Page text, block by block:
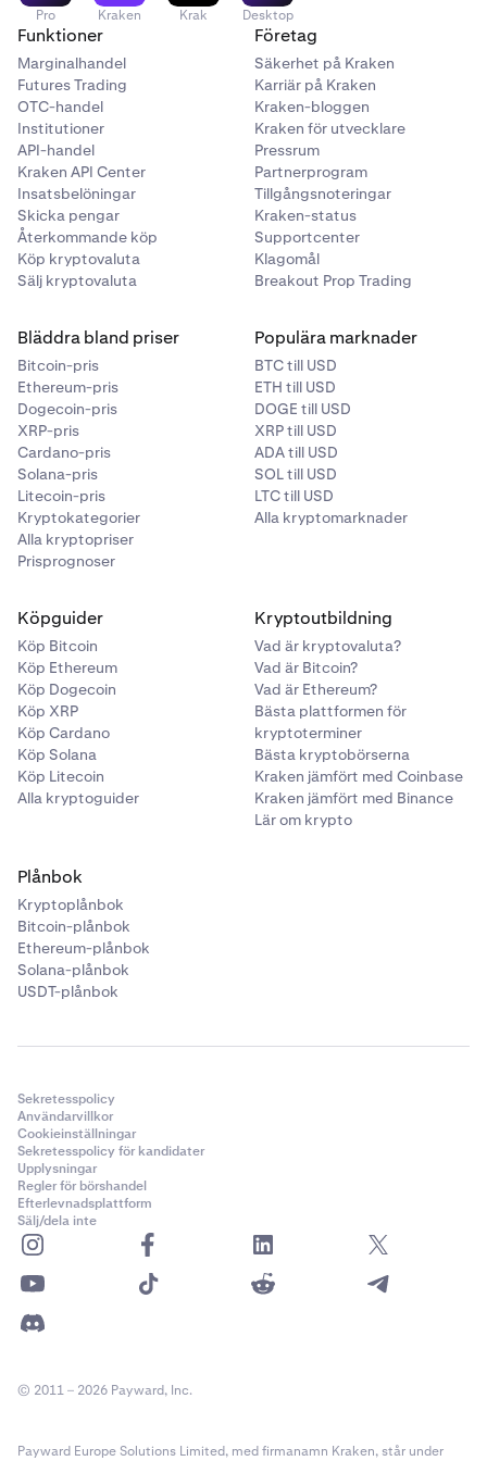
Pro Kraken Krak Desktop
Funktioner
Marginalhandel
Futures Trading
OTC-handel
Institutioner
API-handel
Kraken API Center
Insatsbelöningar
Skicka pengar
Återkommande köp
Köp kryptovaluta
Sälj kryptovaluta
Företag
Säkerhet på Kraken
Karriär på Kraken
Kraken-bloggen
Kraken för utvecklare
Pressrum
Partnerprogram
Tillgångsnoteringar
Kraken-status
Supportcenter
Klagomål
Breakout Prop Trading
Bläddra bland priser
Bitcoin-pris
Ethereum-pris
Dogecoin-pris
XRP-pris
Cardano-pris
Solana-pris
Litecoin-pris
Kryptokategorier
Alla kryptopriser
Prisprognoser
Populära marknader
BTC till USD
ETH till USD
DOGE till USD
XRP till USD
ADA till USD
SOL till USD
LTC till USD
Alla kryptomarknader
Köpguider
Köp Bitcoin
Köp Ethereum
Köp Dogecoin
Köp XRP
Köp Cardano
Köp Solana
Köp Litecoin
Alla kryptoguider
Kryptoutbildning
Vad är kryptovaluta?
Vad är Bitcoin?
Vad är Ethereum?
Bästa plattformen för
kryptoterminer
Bästa kryptobörserna
Kraken jämfört med Coinbase
Kraken jämfört med Binance
Lär om krypto
Plånbok
Kryptoplånbok
Bitcoin-plånbok
Ethereum-plånbok
Solana-plånbok
USDT-plånbok
Sekretesspolicy
Användarvillkor
Cookieinställningar
Sekretesspolicy för kandidater
Upplysningar
Regler för börshandel
Efterlevnadsplattform
Sälj/dela inte
© 2011 – 2026 Payward, Inc.
Payward Europe Solutions Limited, med firmanamn Kraken, står under